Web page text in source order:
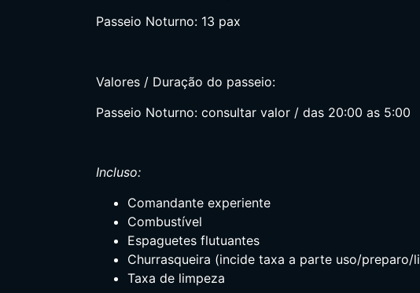
Passeio Noturno: 13 pax
Valores / Duração do passeio:
Passeio Noturno: consultar valor / das 20:00 as 5:00
Incluso:
Comandante experiente
Combustível
Espaguetes flutuantes
Churrasqueira (incide taxa a parte uso/preparo/
Taxa de limpeza